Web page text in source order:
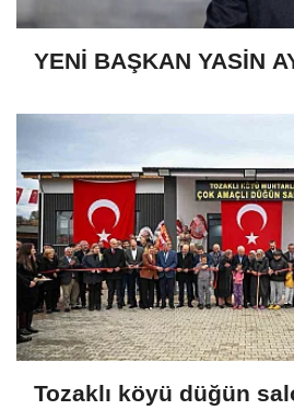
YENİ BAŞKAN YASİN
Tozaklı köyü düğün